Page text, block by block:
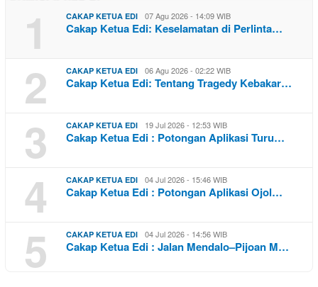
1 CAKAP KETUA EDI 07 Agu 2026 - 14:09 WIB
Cakap Ketua Edi: Keselamatan di Perlinta…
2 CAKAP KETUA EDI 06 Agu 2026 - 02:22 WIB
Cakap Ketua Edi: Tentang Tragedy Kebakar…
3 CAKAP KETUA EDI 19 Jul 2026 - 12:53 WIB
Cakap Ketua Edi : Potongan Aplikasi Turu…
4 CAKAP KETUA EDI 04 Jul 2026 - 15:46 WIB
Cakap Ketua Edi : Potongan Aplikasi Ojol…
5 CAKAP KETUA EDI 04 Jul 2026 - 14:56 WIB
Cakap Ketua Edi : Jalan Mendalo–Pijoan M…